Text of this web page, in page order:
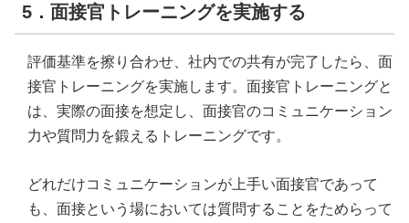
5．面接官トレーニングを実施する
評価基準を擦り合わせ、社内での共有が完了したら、面
接官トレーニングを実施します。面接官トレーニングと
は、実際の面接を想定し、面接官のコミュニケーション
力や質問力を鍛えるトレーニングです。
どれだけコミュニケーションが上手い面接官であって
も、面接という場においては質問することをためらって